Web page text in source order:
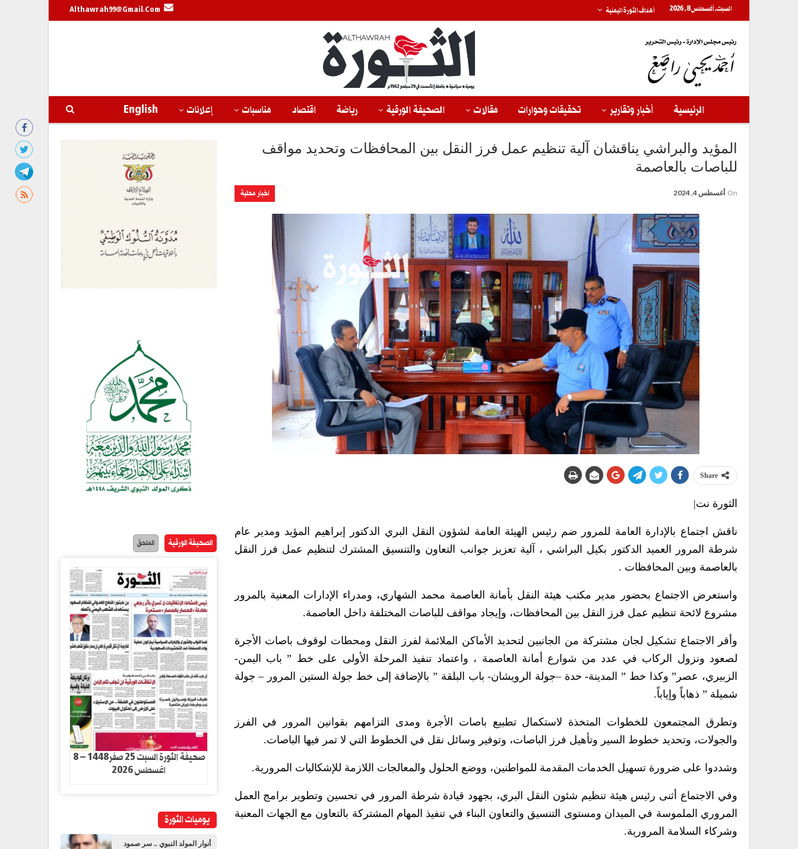
السبت, أغسطس 8, 2026 أهداف الثورة اليمنية Althawrah99@gmail.com
الرئيسية أخبار وتقارير تحقيقات وحوارات مقالات الصحيفة الورقية رياضة اقتصاد مناسبات إعلانات English
المؤيد والبراشي يناقشان آلية تنظيم عمل فرز النقل بين المحافظات وتحديد مواقف
للباصات بالعاصمة
اخبار محلية On أغسطس 4, 2024
Share
الثورة نت|
ناقش اجتماع بالإدارة العامة للمرور ضم رئيس الهيئة العامة لشؤون النقل البري الدكتور إبراهيم المؤيد ومدير عام
شرطة المرور العميد الدكتور بكيل البراشي ، آلية تعزيز جوانب التعاون والتنسيق المشترك لتنظيم عمل فرز النقل
بالعاصمة وبين المحافظات .
واستعرض الاجتماع بحضور مدير مكتب هيئة النقل بأمانة العاصمة محمد الشهاري، ومدراء الإدارات المعنية بالمرور
مشروع لائحة تنظيم عمل فرز النقل بين المحافظات، وإيجاد مواقف للباصات المختلفة داخل العاصمة.
وأقر الاجتماع تشكيل لجان مشتركة من الجانبين لتحديد الأماكن الملائمة لفرز النقل ومحطات لوقوف باصات الأجرة
لصعود ونزول الركاب في عدد من شوارع أمانة العاصمة ، واعتماد تنفيذ المرحلة الأولى على خط ” باب اليمن-
الزبيري، عصر” وكذا خط ” المدينة- حدة –جولة الرويشان- باب البلقة ” بالإضافة إلى خط جولة الستين المرور – جولة
شميلة ” ذهاباً وإياباً.
وتطرق المجتمعون للخطوات المتخذة لاستكمال تطبيع باصات الأجرة ومدى التزامهم بقوانين المرور في الفرز
والجولات، وتحديد خطوط السير وتأهيل فرز الباصات، وتوفير وسائل نقل في الخطوط التي لا تمر فيها الباصات.
وشددوا على ضرورة تسهيل الخدمات المقدمة للمواطنين، ووضع الحلول والمعالجات اللازمة للإشكاليات المرورية.
وفي الاجتماع أثنى رئيس هيئة تنظيم شئون النقل البري، بجهود قيادة شرطة المرور في تحسين وتطوير برامج العمل
المروري الملموسة في الميدان ومستوى التنسيق والتعاون البناء في تنفيذ المهام المشتركة بالتعاون مع الجهات المعنية
وشركاء السلامة المرورية.
الصحيفة الورقية الملحق
صحيفة الثورة السبت 25 صفر1448 – 8
اغسطس 2026
يوميات الثورة
أنوار المولد النبوي .. سر صمود